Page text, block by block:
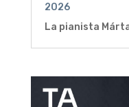
2026
La pianista